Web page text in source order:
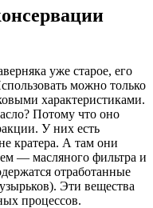
уже старое, его
можно только
характеристиками.
Потому что оно
У них есть
кратера. А там они
— масляного фильтра и
отработанные
Эти вещества
процессов.